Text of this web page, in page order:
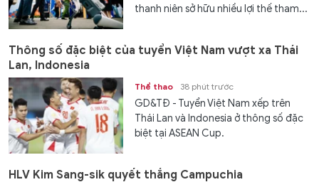
thanh niên sở hữu nhiều lợi thế tham...
Thông số đặc biệt của tuyển Việt Nam vượt xa Thái
Lan, Indonesia
Thể thao 38 phút trước
GD&TĐ - Tuyển Việt Nam xếp trên
Thái Lan và Indonesia ở thông số đặc
biệt tại ASEAN Cup.
HLV Kim Sang-sik quyết thắng Campuchia